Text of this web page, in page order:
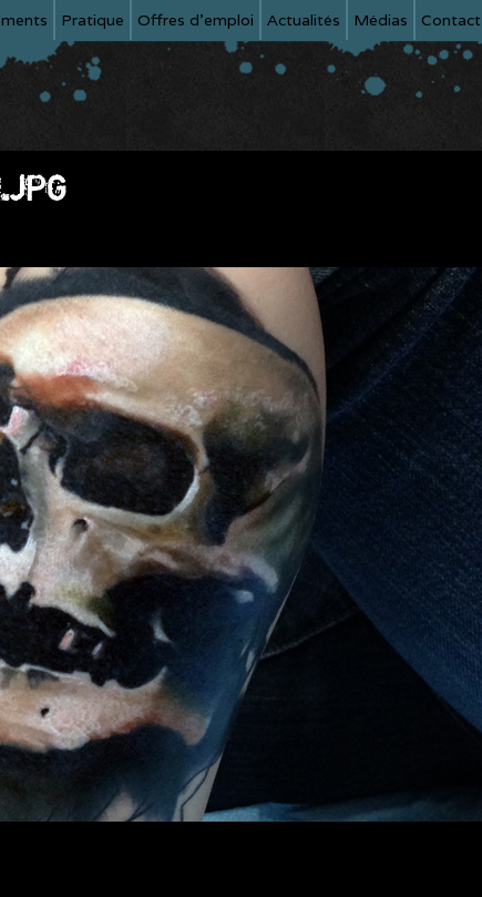
Pratique Offres d'emploi Actualités Médias Contact